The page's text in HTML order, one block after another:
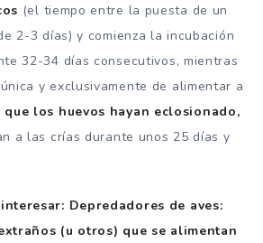
(el tiempo entre la puesta de un
2-3 días) y comienza la incubación
32-34 días consecutivos, mientras
y exclusivamente de alimentar a
que los huevos hayan eclosionado,
a las crías durante unos 25 días y
Depredadores de aves:
(u otros) que se alimentan